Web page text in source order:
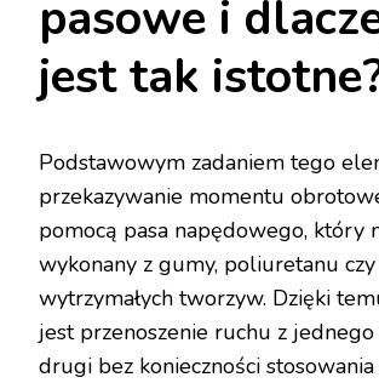
pasowe i
jest tak
Podstawowym zadaniem tego
przekazywanie momentu
pomocą pasa napędowego, który
wykonany z gumy, poliuretanu
wytrzymałych tworzyw. Dzięki
jest przenoszenie ruchu z jednego
drugi bez konieczności